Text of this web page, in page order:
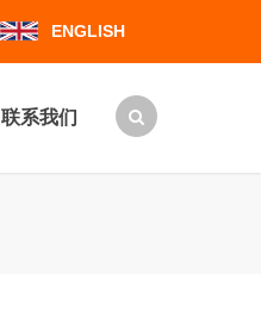
ENGLISH
联系我们